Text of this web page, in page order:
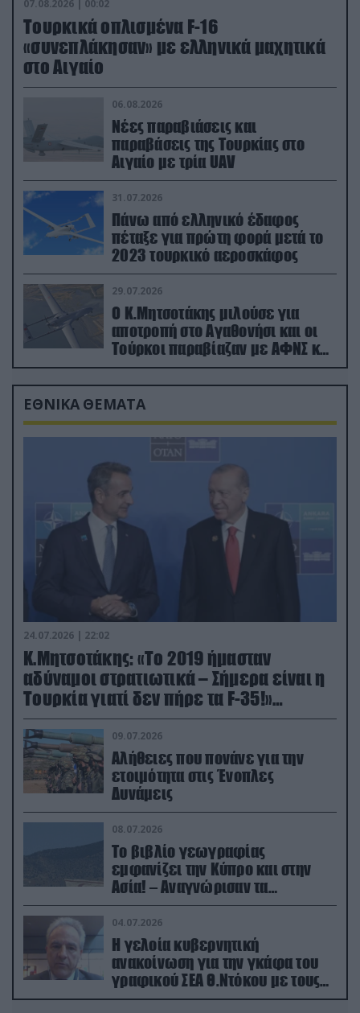
07.08.2026 | 00:02
Τουρκικά οπλισμένα F-16
«συνεπλάκησαν» με ελληνικά μαχητικά
στο Αιγαίο
06.08.2026
Νέες παραβιάσεις και
παραβάσεις της Τουρκίας στο
Αιγαίο με τρία UAV
31.07.2026
Πάνω από ελληνικό έδαφος
πέταξε για πρώτη φορά μετά το
2023 τουρκικό αεροσκάφος
29.07.2026
Ο Κ.Μητσοτάκης μιλούσε για
αποτροπή στο Αγαθονήσι και οι
Τούρκοι παραβίαζαν με ΑΦΝΣ και
drone
ΕΘΝΙΚΑ ΘΕΜΑΤΑ
24.07.2026 | 22:02
Κ.Μητσοτάκης: «Το 2019 ήμασταν
αδύναμοι στρατιωτικά – Σήμερα είναι η
Τουρκία γιατί δεν πήρε τα F-35!»
(βίντεο)
09.07.2026
Αλήθειες που πονάνε για την
ετοιμότητα στις Ένοπλες
Δυνάμεις
08.07.2026
Το βιβλίο γεωγραφίας
εμφανίζει την Κύπρο και στην
Ασία! – Αναγνώρισαν τα
κατεχόμενα; (φωτο)
04.07.2026
Η γελοία κυβερνητική
ανακοίνωση για την γκάφα του
γραφικού ΣΕΑ Θ.Ντόκου με τους
Ρώσους φαρσέρ